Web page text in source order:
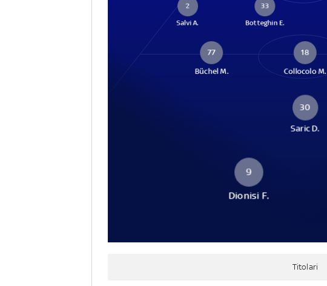
2
Salvi A.
33
Botteghin E.
77
Büchel M.
18
Collocolo M.
30
Saric D.
9
Dionisi F.
Titolari